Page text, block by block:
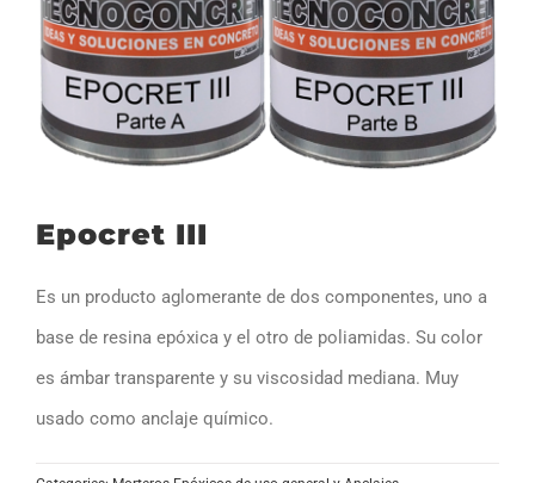
Epocret III
Es un producto aglomerante de dos componentes, uno a
base de resina epóxica y el otro de poliamidas. Su color
es ámbar transparente y su viscosidad mediana. Muy
usado como anclaje químico.